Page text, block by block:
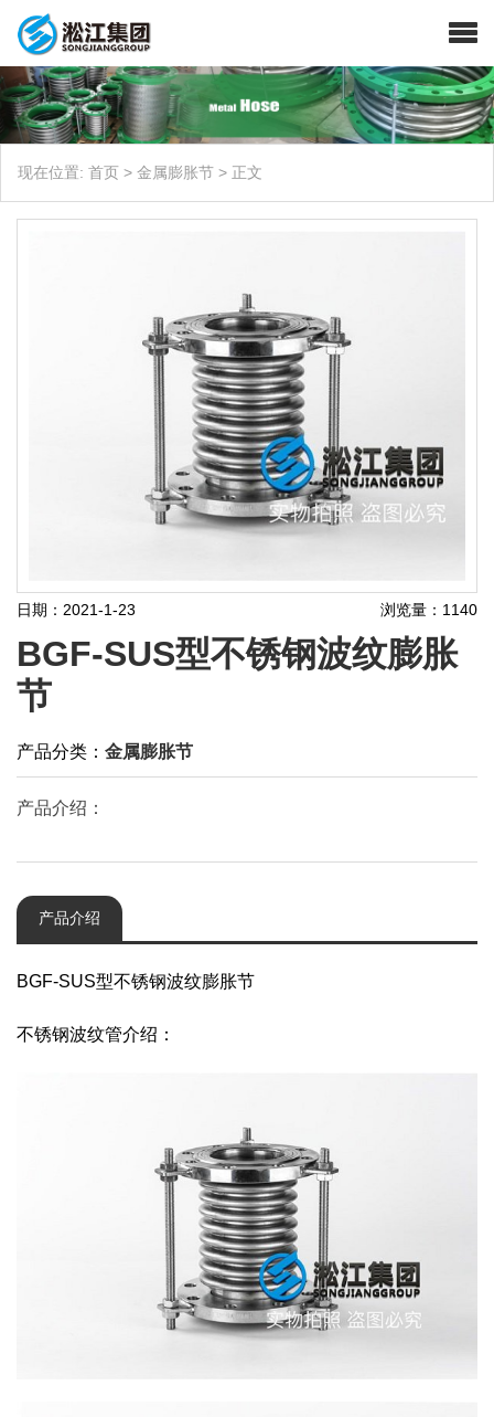
现在位置: 首页 > 金属膨胀节 > 正文
日期：2021-1-23 浏览量：1140
BGF-SUS型不锈钢波纹膨胀
节
产品分类： 金属膨胀节
产品介绍：
产品介绍
BGF-SUS型不锈钢波纹膨胀节
不锈钢波纹管介绍：